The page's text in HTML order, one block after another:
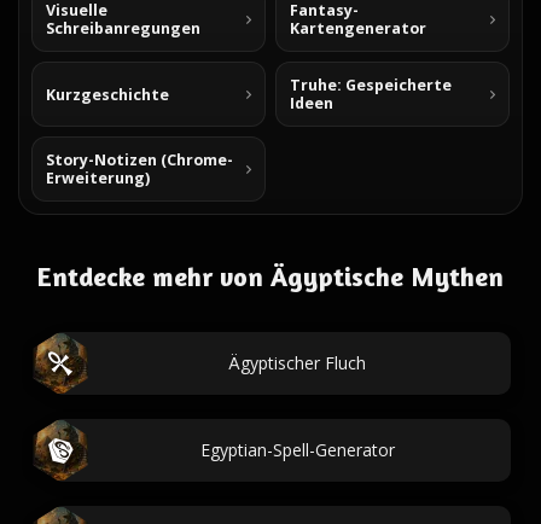
Visuelle
Schreibanregungen
Fantasy-
Kartengenerator
Kurzgeschichte
Truhe: Gespeicherte
Ideen
Story-Notizen (Chrome-
Erweiterung)
Entdecke mehr von Ägyptische Mythen
Ägyptischer Fluch
Egyptian-Spell-Generator